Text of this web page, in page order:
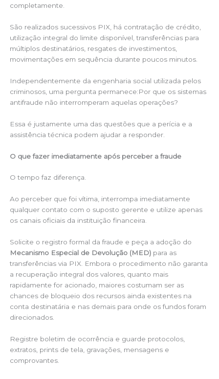
completamente.
São realizados sucessivos PIX, há contratação de crédito,
utilização integral do limite disponível, transferências para
múltiplos destinatários, resgates de investimentos,
movimentações em sequência durante poucos minutos.
Independentemente da engenharia social utilizada pelos
criminosos, uma pergunta permanece:Por que os sistemas
antifraude não interromperam aquelas operações?
Essa é justamente uma das questões que a perícia e a
assistência técnica podem ajudar a responder.
O que fazer imediatamente após perceber a fraude
O tempo faz diferença.
Ao perceber que foi vítima, interrompa imediatamente
qualquer contato com o suposto gerente e utilize apenas
os canais oficiais da instituição financeira.
Solicite o registro formal da fraude e peça a adoção do
Mecanismo Especial de Devolução (MED) para as
transferências via PIX. Embora o procedimento não garanta
a recuperação integral dos valores, quanto mais
rapidamente for acionado, maiores costumam ser as
chances de bloqueio dos recursos ainda existentes na
conta destinatária e nas demais para onde os fundos foram
direcionados.
Registre boletim de ocorrência e guarde protocolos,
extratos, prints de tela, gravações, mensagens e
comprovantes.